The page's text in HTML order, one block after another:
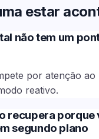
estar
não tem um
por atenção ao
reativo.
recupera
segundo plano